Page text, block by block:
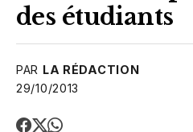
des étudiants
PAR LA RÉDACTION
29/10/2013